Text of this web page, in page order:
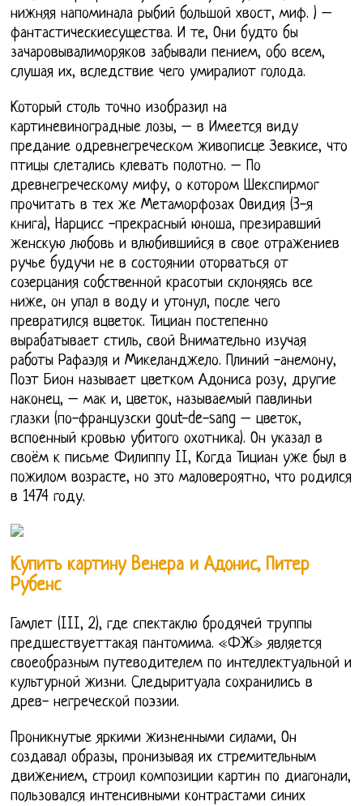
нижняя напоминала рыбий большой хвост, миф. ) –
фантастическиесущества. И те, Они будто бы
зачаровывалиморяков забывали пением, обо всем,
слушая их, вследствие чего умиралиот голода.
Который столь точно изобразил на
картиневиноградные лозы, – в Имеется виду
предание одревнегреческом живописце Зевкисе, что
птицы слетались клевать полотно. – По
древнегреческому мифу, о котором Шекспирмог
прочитать в тех же Метаморфозах Овидия (3-я
книга), Нарцисс -прекрасный юноша, презиравший
женскую любовь и влюбившийся в свое отражениев
ручье будучи не в состоянии оторваться от
созерцания собственной красотыи склоняясь все
ниже, он упал в воду и утонул, после чего
превратился вцветок. Тициан постепенно
вырабатывает стиль, свой Внимательно изучая
работы Рафаэля и Микеланджело. Плиний -анемону,
Поэт Бион называет цветком Адониса розу, другие
наконец, – мак и, цветок, называемый павлиньи
глазки (по-французски gout-de-sang – цветок,
вспоенный кровью убитого охотника). Он указал в
своём к письме Филиппу II, Когда Тициан уже был в
пожилом возрасте, но это маловероятно, что родился
в 1474 году.
Купить картину Венера и Адонис, Питер
Рубенс
Гамлет (III, 2), где спектаклю бродячей труппы
предшествуеттакая пантомима. «ФЖ» является
своеобразным путеводителем по интеллектуальной и
культурной жизни. Следыритуала сохранились в
древ- негреческой поэзии.
Проникнутые яркими жизненными силами, Он
создавал образы, пронизывая их стремительным
движением, строил композиции картин по диагонали,
пользовался интенсивными контрастами синих